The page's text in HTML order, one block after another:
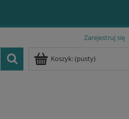
Zarejestruj się
Koszyk:(pusty)